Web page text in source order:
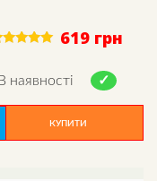
out of 5
619 грн
В наявності
КУПИТИ